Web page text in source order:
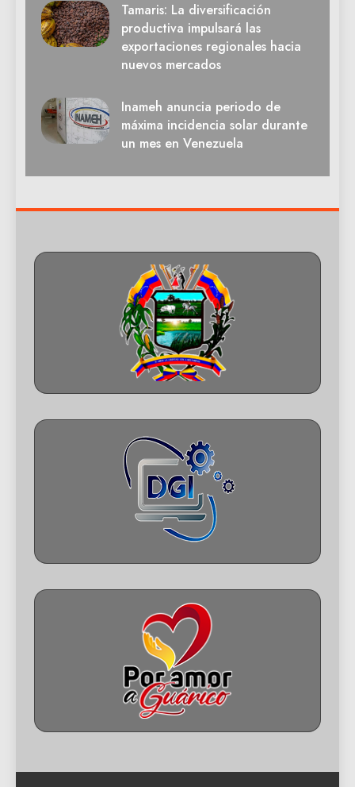
Tamaris: La diversificación
productiva impulsará las
exportaciones regionales hacia
nuevos mercados
Inameh anuncia periodo de
máxima incidencia solar durante
un mes en Venezuela